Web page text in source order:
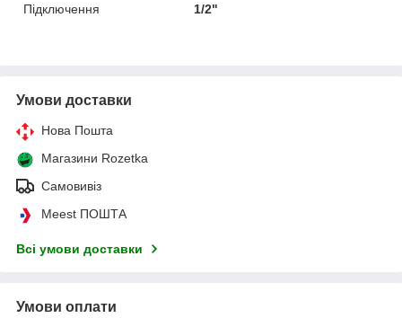
Підключення
1/2"
Умови доставки
Нова Пошта
Магазини Rozetka
Самовивіз
Meest ПОШТА
Всі умови доставки
Умови оплати